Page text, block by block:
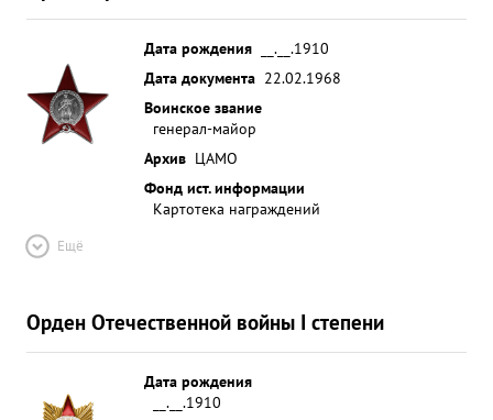
Дата рождения
__.__.1910
Дата документа 22.02.1968
Воинское звание
генерал-майор
Архив ЦАМО
Фонд ист. информации
Картотека награждений
Ещё
Орден Отечественной войны I степени
Дата рождения
__.__.1910